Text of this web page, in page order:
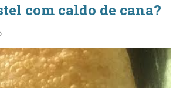
com caldo de cana?